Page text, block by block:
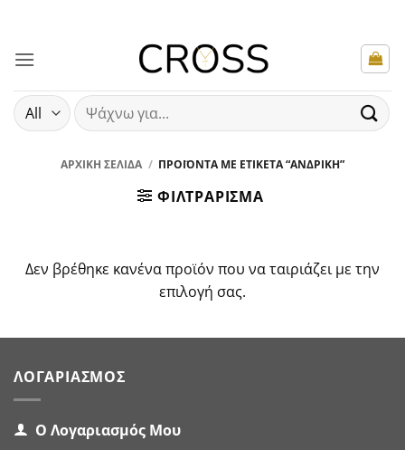
περιεχόμενο
Αναζήτηση
για:
ΑΡΧΙΚΉ ΣΕΛΊΔΑ / ΠΡΟΪΌΝΤΑ ΜΕ ΕΤΙΚΈΤΑ “ΑΝΔΡΙΚΉ”
ΦΙΛΤΡΆΡΙΣΜΑ
Δεν βρέθηκε κανένα προϊόν που να ταιριάζει με την
επιλογή σας.
ΛΟΓΑΡΙΑΣΜΌΣ
Ο Λογαριασμός Μου